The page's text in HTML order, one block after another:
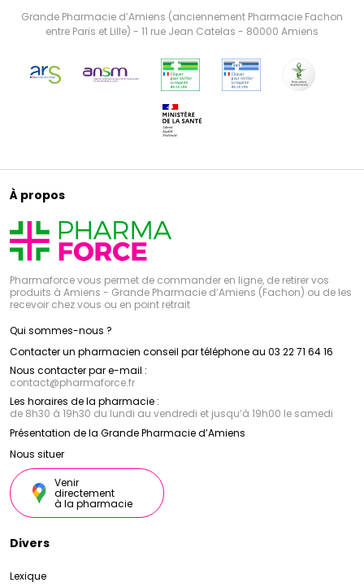
Grande Pharmacie d’Amiens (anciennement Pharmacie Fachon
entre Paris et Lille) - 11 rue Jean Catelas - 80000 Amiens
À propos
Pharmaforce vous permet de commander en ligne, de retirer vos
produits à Amiens - Grande Pharmacie d’Amiens (Fachon) ou de les
recevoir chez vous ou en point retrait
Qui sommes-nous ?
Contacter un pharmacien conseil par téléphone au 03 22 71 64 16
Nous contacter par e-mail :
contact@pharmaforce.fr
Les horaires de la pharmacie :
de 8h30 à 19h30 du lundi au vendredi et jusqu’à 19h00 le samedi
Présentation de la Grande Pharmacie d’Amiens
Nous situer
Venir
directement
à la pharmacie
Divers
Lexique